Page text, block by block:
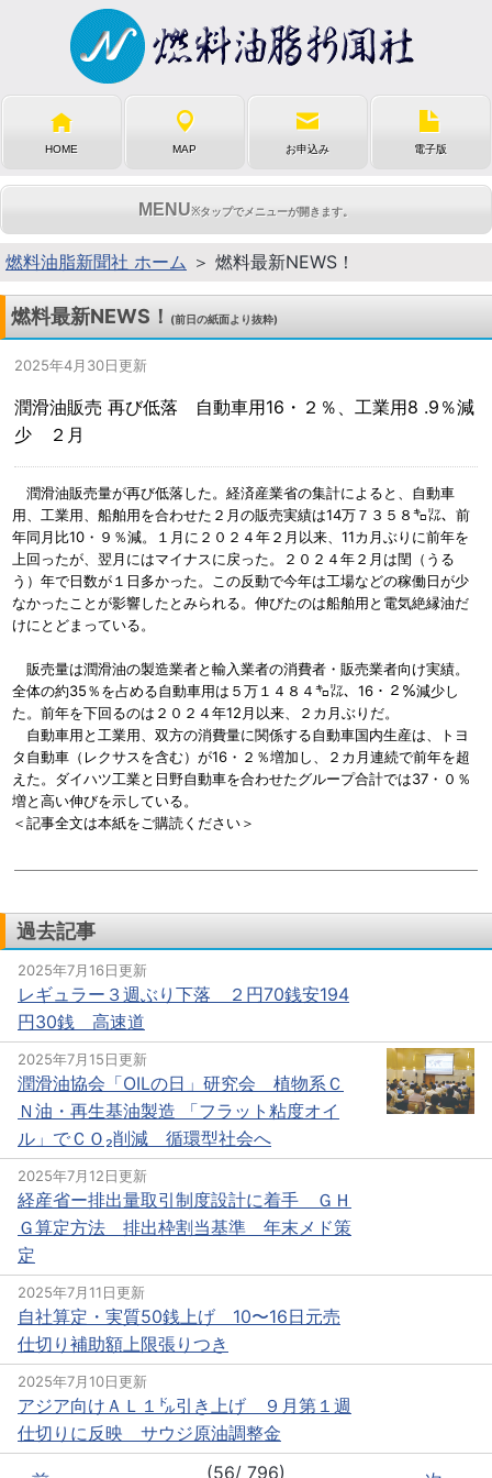
HOME MAP お申込み 電子版
MENU※タップでメニューが開きます。
燃料油脂新聞社 ホーム ＞ 燃料最新NEWS！
燃料最新NEWS！ (前日の紙面より抜粋)
2025年4月30日更新
潤滑油販売 再び低落 自動車用16・２％、工業用8 .9％減
少 ２月
潤滑油販売量が再び低落した。経済産業省の集計によると、自動車
用、工業用、船舶用を合わせた２月の販売実績は14万７３５８㌔㍑、前
年同月比10・９％減。１月に２０２４年２月以来、11カ月ぶりに前年を
上回ったが、翌月にはマイナスに戻った。２０２４年２月は閏（うる
う）年で日数が１日多かった。この反動で今年は工場などの稼働日が少
なかったことが影響したとみられる。伸びたのは船舶用と電気絶縁油だ
けにとどまっている。
販売量は潤滑油の製造業者と輸入業者の消費者・販売業者向け実績。
全体の約35％を占める自動車用は５万１４８４㌔㍑、16・２％減少し
た。前年を下回るのは２０２４年12月以来、２カ月ぶりだ。
自動車用と工業用、双方の消費量に関係する自動車国内生産は、トヨ
タ自動車（レクサスを含む）が16・２％増加し、２カ月連続で前年を超
えた。ダイハツ工業と日野自動車を合わせたグループ合計では37・０％
増と高い伸びを示している。
＜記事全文は本紙をご購読ください＞
過去記事
2025年7月16日更新
レギュラー３週ぶり下落 ２円70銭安194
円30銭 高速道
2025年7月15日更新
潤滑油協会「OILの日」研究会 植物系Ｃ
Ｎ油・再生基油製造 「フラット粘度オイ
ル」でＣＯ₂削減 循環型社会へ
2025年7月12日更新
経産省ー排出量取引制度設計に着手 ＧＨ
Ｇ算定方法 排出枠割当基準 年末メド策
定
2025年7月11日更新
自社算定・実質50銭上げ 10〜16日元売
仕切り補助額上限張りつき
2025年7月10日更新
アジア向けＡＬ１㌦引き上げ ９月第１週
仕切りに反映 サウジ原油調整金
(56/ 796)